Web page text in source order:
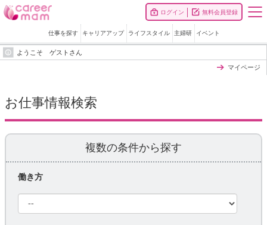
ログイン 無料会員登録
仕事を探す キャリアアップ ライフスタイル 主婦研 イベント
ようこそ ゲストさん
マイページ
お仕事情報検索
複数の条件から探す
働き方